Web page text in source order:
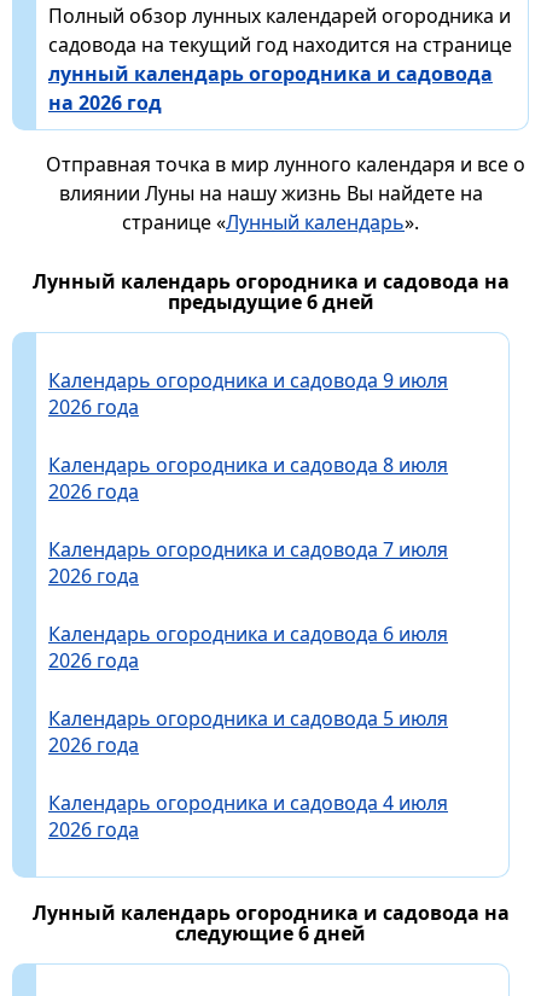
Полный обзор лунных календарей огородника и
садовода на текущий год находится на странице
лунный календарь огородника и садовода
на 2026 год
Отправная точка в мир лунного календаря и все о
влиянии Луны на нашу жизнь Вы найдете на
странице «Лунный календарь».
Лунный календарь огородника и садовода на
предыдущие 6 дней
Календарь огородника и садовода 9 июля
2026 года
Календарь огородника и садовода 8 июля
2026 года
Календарь огородника и садовода 7 июля
2026 года
Календарь огородника и садовода 6 июля
2026 года
Календарь огородника и садовода 5 июля
2026 года
Календарь огородника и садовода 4 июля
2026 года
Лунный календарь огородника и садовода на
следующие 6 дней